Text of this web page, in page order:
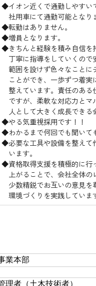
◆イオン近くで通勤しやすい
社用車にて通勤可能となり
◆転勤はありません。
◆増員となります。
◆きちんと経験を積み自信を
丁寧に指導をしていくので
範囲を設けず色々なことに
ことができ、一歩ずつ着実
整えています。責任のある
ですが、柔軟な対応力とマ
人として大きく成長できる
◆やる気重視採用です！！
◆わかるまで何回でも聞いて
◆必要な工具や設備を整えて
います。
◆資格取得支援を積極的に行
上がることで、会社全体の
少数精鋭でお互いの意見を
環境づくりを実践していま